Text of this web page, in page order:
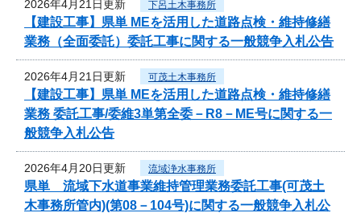
2026年4月21日更新 下呂土木事務所
【建設工事】県単 MEを活用した道路点検・維持修繕
業務（全面委託）委託工事に関する一般競争入札公告
2026年4月21日更新 可茂土木事務所
【建設工事】県単 MEを活用した道路点検・維持修繕
業務 委託工事/委維3単第全委－R8－ME号に関する一
般競争入札公告
2026年4月20日更新 流域浄水事務所
県単 流域下水道事業維持管理業務委託工事(可茂土
木事務所管内)(第08－104号)に関する一般競争入札公